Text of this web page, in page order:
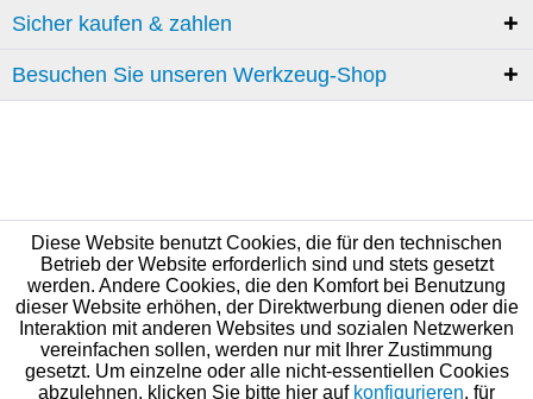
Sicher kaufen & zahlen
Besuchen Sie unseren Werkzeug-Shop
Diese Website benutzt Cookies, die für den technischen
Betrieb der Website erforderlich sind und stets gesetzt
werden. Andere Cookies, die den Komfort bei Benutzung
dieser Website erhöhen, der Direktwerbung dienen oder die
Interaktion mit anderen Websites und sozialen Netzwerken
vereinfachen sollen, werden nur mit Ihrer Zustimmung
gesetzt. Um einzelne oder alle nicht-essentiellen Cookies
abzulehnen, klicken Sie bitte hier auf konfigurieren, für